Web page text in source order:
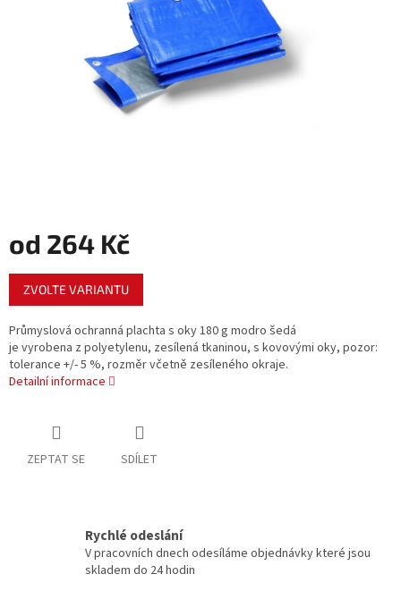
od 264 Kč
Měrná
cena:
ZVOLTE VARIANTU
Průmyslová ochranná plachta s oky 180 g modro šedá
je vyrobena z polyetylenu, zesílená tkaninou, s kovovými oky, pozor:
tolerance +/- 5 %, rozměr včetně zesíleného okraje.
Detailní informace
ZEPTAT SE SDÍLET
Rychlé odeslání
V pracovních dnech odesíláme objednávky které jsou
skladem do 24 hodin